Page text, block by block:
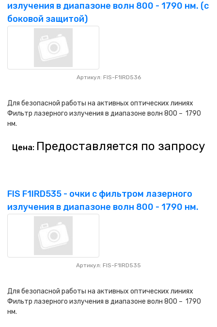
излучения в диапазоне волн 800 - 1790 нм. (с
боковой защитой)
Артикул: FIS-F1IRD536
Для безопасной работы на активных оптических линиях
Фильтр лазерного излучения в диапазоне волн 800 – 1790
нм.
Цена: Предоставляется по запросу
FIS F1IRD535 - очки с фильтром лазерного
излучения в диапазоне волн 800 - 1790 нм.
Артикул: FIS-F1IRD535
Для безопасной работы на активных оптических линиях
Фильтр лазерного излучения в диапазоне волн 800 – 1790
нм.